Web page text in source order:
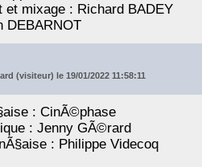
et mixage : Richard BADEY
DEBARNOT
(visiteur) le 19/01/2022 11:58:11
: CinÃ©phase
: Jenny GÃ©rard
: Philippe Videcoq